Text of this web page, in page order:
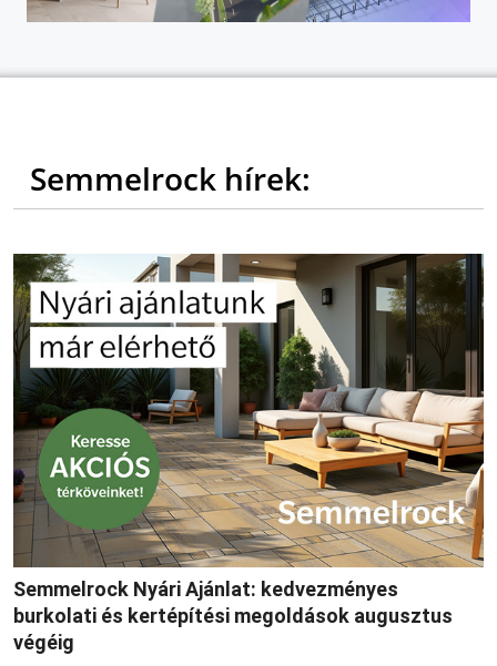
Semmelrock hírek:
Semmelrock Nyári Ajánlat: kedvezményes
burkolati és kertépítési megoldások augusztus
végéig